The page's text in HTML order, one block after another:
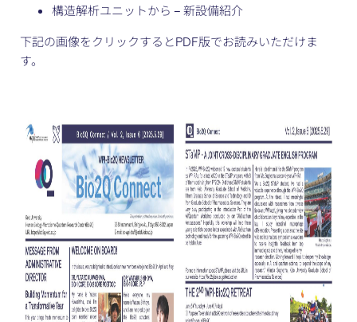
構造解析ユニットから – 新設備紹介
下記の画像をクリックするとPDF版でお読みいただけま
す。